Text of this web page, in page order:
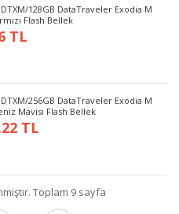
128GB DataTraveler Exodia M
Flash Bellek
TL
256GB DataTraveler Exodia M
Mavisi Flash Bellek
TL
Toplam 9 sayfa